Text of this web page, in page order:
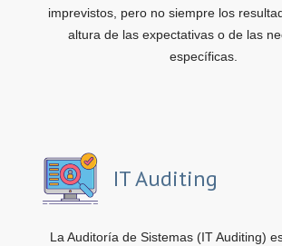
imprevistos, pero no siempre los
altura de las expectativas o de las
específicas.
IT Auditing
La Auditoría de Sistemas (IT Auditing)